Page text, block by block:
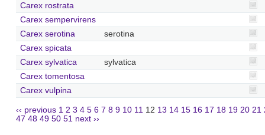
Carex rostrata
Carex sempervirens
Carex serotina
serotina
Carex spicata
Carex sylvatica
sylvatica
Carex tomentosa
Carex vulpina
‹‹ previous 1 2 3 4 5 6 7 8 9 10 11 12 13 14 15 16 17 18 19 20 21
47 48 49 50 51 next ››